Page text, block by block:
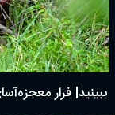
ببینید| فرار